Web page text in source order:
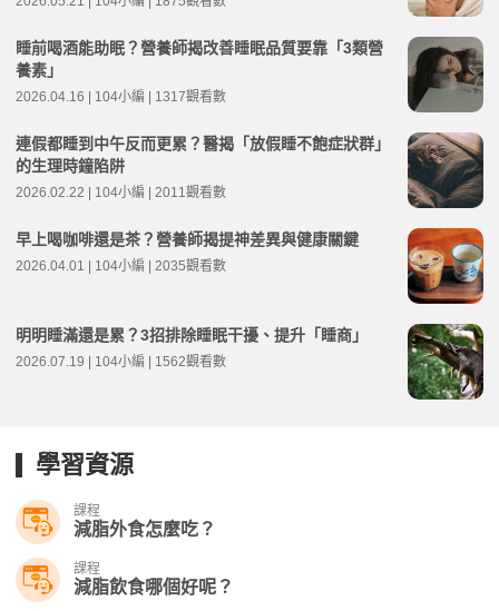
睡前喝酒能助眠？營養師揭改善睡眠品質要靠「3類營
養素」
2026.04.16 | 104小編 | 1317觀看數
連假都睡到中午反而更累？醫揭「放假睡不飽症狀群」
的生理時鐘陷阱
2026.02.22 | 104小編 | 2011觀看數
早上喝咖啡還是茶？營養師揭提神差異與健康關鍵
2026.04.01 | 104小編 | 2035觀看數
明明睡滿還是累？3招排除睡眠干擾、提升「睡商」
2026.07.19 | 104小編 | 1562觀看數
學習資源
課程
減脂外食怎麼吃？
課程
減脂飲食哪個好呢？